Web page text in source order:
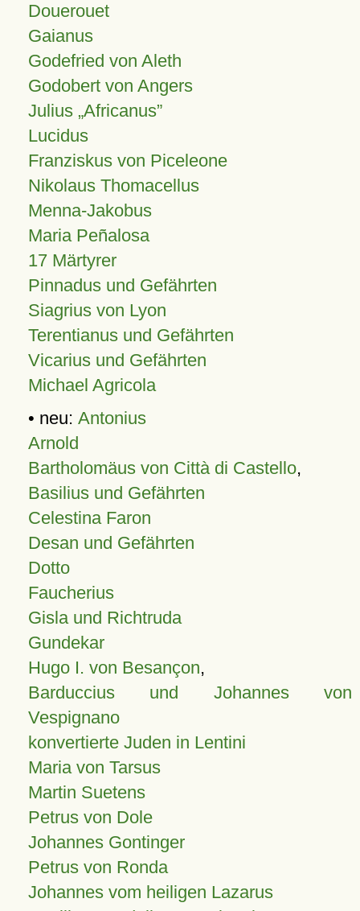
Douerouet
Gaianus
Godefried von Aleth
Godobert von Angers
Julius Africanus
Lucidus
Franziskus von Piceleone
Nikolaus Thomacellus
Menna-Jakobus
Maria Peñalosa
17 Märtyrer
Pinnadus und Gefährten
Siagrius von Lyon
Terentianus und Gefährten
Vicarius und Gefährten
Michael Agricola
• neu: Antonius
Arnold
Bartholomäus von Città di Castello,
Basilius und Gefährten
Celestina Faron
Desan und Gefährten
Dotto
Faucherius
Gisla und Richtruda
Gundekar
Hugo I. von Besançon,
Barduccius und Johannes von
Vespignano
konvertierte Juden in Lentini
Maria von Tarsus
Martin Suetens
Petrus von Dole
Johannes Gontinger
Petrus von Ronda
Johannes vom heiligen Lazarus